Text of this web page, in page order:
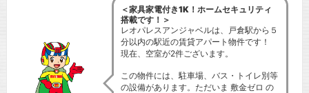
＜家具家電付き1K！ホームセキュリティ
搭載です！＞
レオパレスアンジャベルは、戸倉駅から５
分以内の駅近の賃貸アパート物件です！
現在、空室が2件ございます。
この物件には、駐車場、バス・トイレ別等
の設備があります。ただいま 敷金ゼロ の